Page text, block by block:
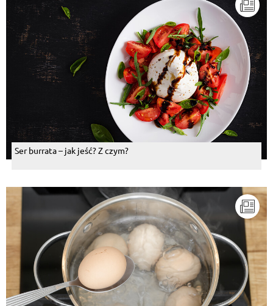
Ser burrata – jak jeść? Z czym?